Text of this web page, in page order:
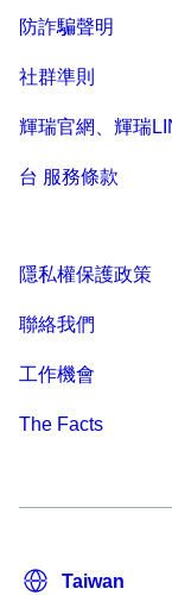
防詐騙聲明
社群準則
輝瑞官網、輝瑞
台 服務條款
隱私權保護政策
聯絡我們
工作機會
The Facts